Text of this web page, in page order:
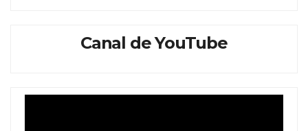
Canal de YouTube